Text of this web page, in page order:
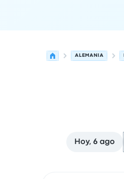
ALEMANIA
Hoy, 6 ago